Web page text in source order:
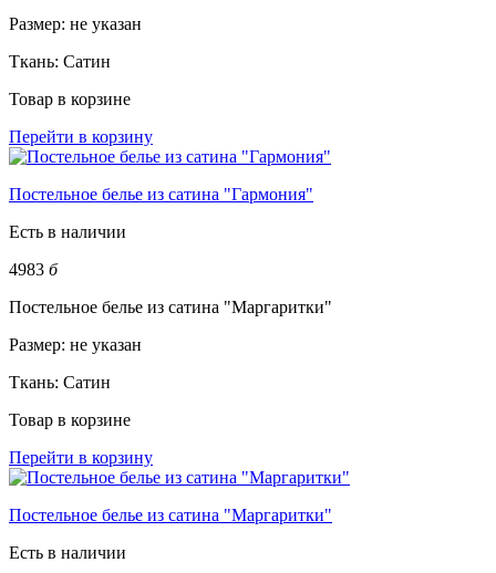
Размер: не указан
Ткань: Сатин
Товар в корзине
Перейти в корзину
Постельное белье из сатина "Гармония"
Есть в наличии
4983 б
Постельное белье из сатина "Маргаритки"
Размер: не указан
Ткань: Сатин
Товар в корзине
Перейти в корзину
Постельное белье из сатина "Маргаритки"
Есть в наличии